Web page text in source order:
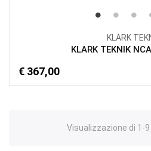
KLARK
KLARK TEKNIK
€ 367,00
Visualizzazione di 1-